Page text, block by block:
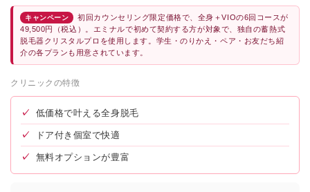
メンズブランクリニック福岡天神院 ★4.6 / 5（327件）
天神皮ふ科 ★3.1 / 5（188件）
クリニーク福岡天神 ★4.6 / 5（1,344件）
キャンペーン
初回カウンセリング限定価格で、全身＋VIOの6回コースが
49,500円（税込）。エミナルで初めて契約する方が対象で、独自の蓄熱式
脱毛器クリスタルプロを使用します。学生・のりかえ・ペア・お友だち紹
介の各プランも用意されています。
クリニックの特徴
✓ 低価格で叶える全身脱毛
✓ ドア付き個室で快適
✓ 無料オプションが豊富